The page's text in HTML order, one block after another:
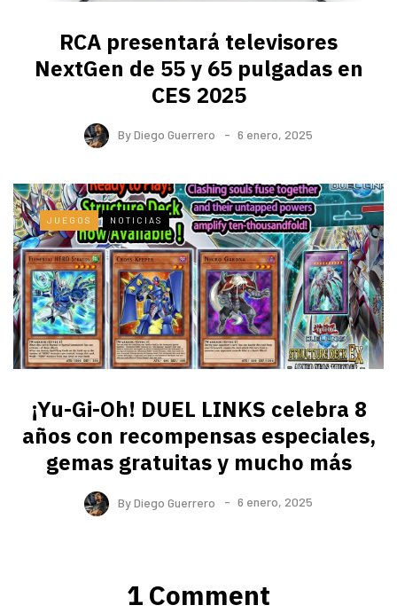
RCA presentará televisores
NextGen de 55 y 65 pulgadas en
CES 2025
ByDiego Guerrero 6 enero, 2025
JUEGOS NOTICIAS
¡Yu-Gi-Oh! DUEL LINKS celebra 8
años con recompensas especiales,
gemas gratuitas y mucho más
ByDiego Guerrero 6 enero, 2025
1 Comment